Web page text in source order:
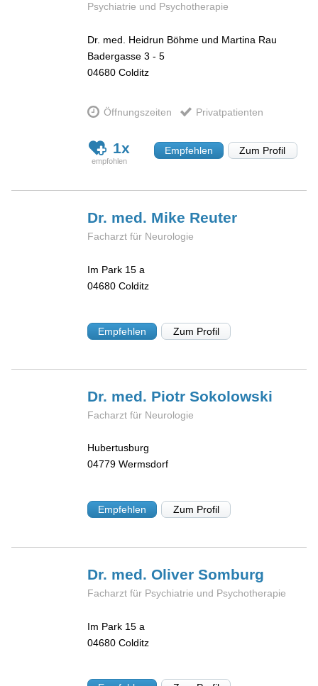
Psychiatrie und Psychotherapie
Dr. med. Heidrun Böhme und Martina Rau
Badergasse 3 - 5
04680 Colditz
Öffnungszeiten Privatpatienten
1x Empfehlen Zum Profil
Dr. med. Mike Reuter
Facharzt für Neurologie
Im Park 15 a
04680 Colditz
Empfehlen Zum Profil
Dr. med. PiotrSokolowski
Facharzt für Neurologie
Hubertusburg
04779 Wermsdorf
Empfehlen Zum Profil
Dr. med. OliverSomburg
Facharzt für Psychiatrie und Psychotherapie
Im Park 15 a
04680 Colditz